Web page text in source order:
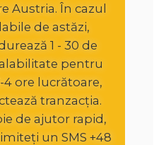
Austria. În cazul
de astăzi,
1 - 30 de
pentru
ore lucrătoare,
tranzacția.
de ajutor rapid,
un SMS +48